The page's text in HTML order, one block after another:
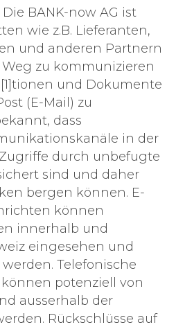
BANK-now AG ist
wie z.B. Lieferanten,
und anderen Partnern
zu kommunizieren
und Dokumente
(E-Mail) zu
dass
in der
durch unbefugte
sind und daher
bergen können. E-
können
innerhalb und
eingesehen und
Telefonische
potenziell von
ausserhalb der
Rückschlüsse auf